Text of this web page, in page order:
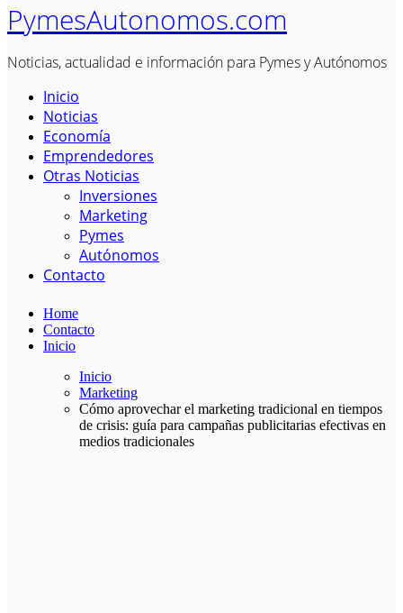
PymesAutonomos.com
Noticias, actualidad e información para Pymes y Autónomos
Inicio
Noticias
Economía
Emprendedores
Otras Noticias
Inversiones
Marketing
Pymes
Autónomos
Contacto
Home
Contacto
Inicio
Inicio
Marketing
Cómo aprovechar el marketing tradicional en tiempos
de crisis: guía para campañas publicitarias efectivas en
medios tradicionales